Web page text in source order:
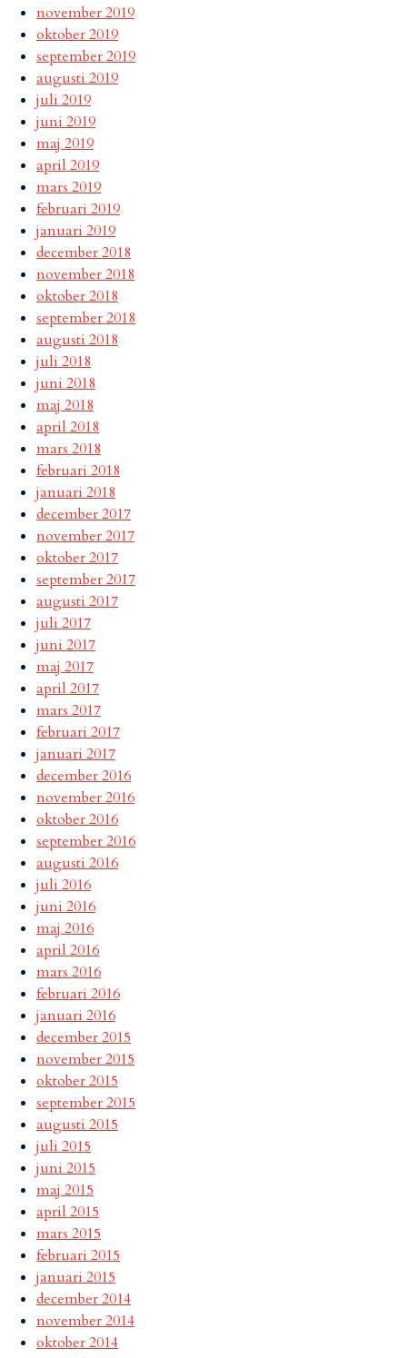
november 2019
oktober 2019
september 2019
augusti 2019
juli 2019
juni 2019
maj 2019
april 2019
mars 2019
februari 2019
januari 2019
december 2018
november 2018
oktober 2018
september 2018
augusti 2018
juli 2018
juni 2018
maj 2018
april 2018
mars 2018
februari 2018
januari 2018
december 2017
november 2017
oktober 2017
september 2017
augusti 2017
juli 2017
juni 2017
maj 2017
april 2017
mars 2017
februari 2017
januari 2017
december 2016
november 2016
oktober 2016
september 2016
augusti 2016
juli 2016
juni 2016
maj 2016
april 2016
mars 2016
februari 2016
januari 2016
december 2015
november 2015
oktober 2015
september 2015
augusti 2015
juli 2015
juni 2015
maj 2015
april 2015
mars 2015
februari 2015
januari 2015
december 2014
november 2014
oktober 2014